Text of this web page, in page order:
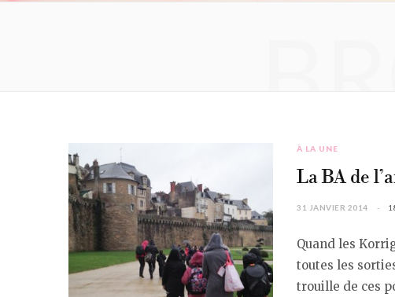
À LA UNE
La BA de
31 JANVIER 2014
Quand les
toutes les
trouille de ces